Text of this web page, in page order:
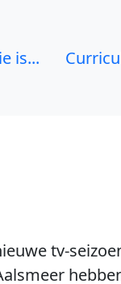
is...
tv-